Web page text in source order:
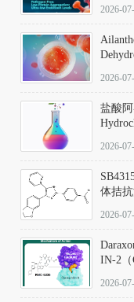
量下
及应用
2026-
DKM
2026-
盐酸
范
2026-
体拮
2026-
IN-2（
向
2026-